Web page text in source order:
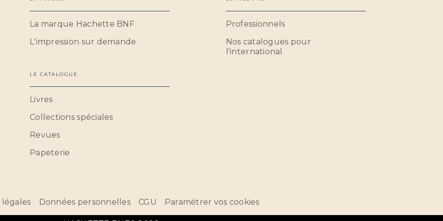
La marque Hachette BNF
L'impression sur demande
LE CATALOGUE
Livres
Collections spéciales
Revues
Papeterie
Professionnels
Nos catalogues pour
l'international
Données personnelles CGU Paramétrer vos cookies